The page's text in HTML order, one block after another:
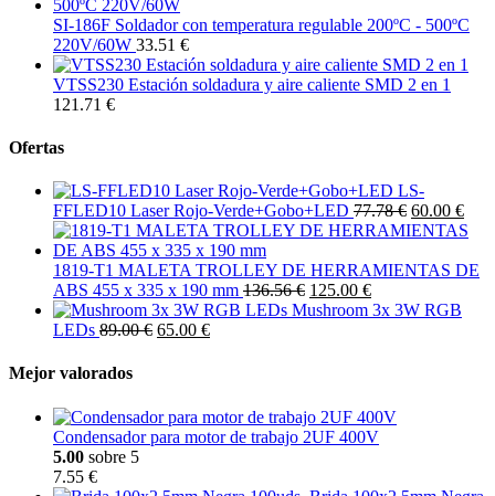
SI-186F Soldador con temperatura regulable 200ºC - 500ºC
220V/60W 33.51 €
VTSS230 Estación soldadura y aire caliente SMD 2 en 1
121.71 €
Ofertas
LS-
FFLED10 Laser Rojo-Verde+Gobo+LED 77.78 € 60.00 €
1819-T1 MALETA TROLLEY DE HERRAMIENTAS DE
ABS 455 x 335 x 190 mm 136.56 € 125.00 €
Mushroom 3x 3W RGB
LEDs 89.00 € 65.00 €
Mejor valorados
Condensador para motor de trabajo 2UF 400V
5.00 sobre 5
7.55 €